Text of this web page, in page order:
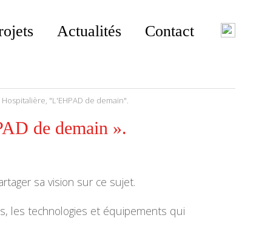
Actualités Contact
"L'EHPAD de demain".
de demain ».
sa vision sur ce sujet.
les technologies et équipements qui